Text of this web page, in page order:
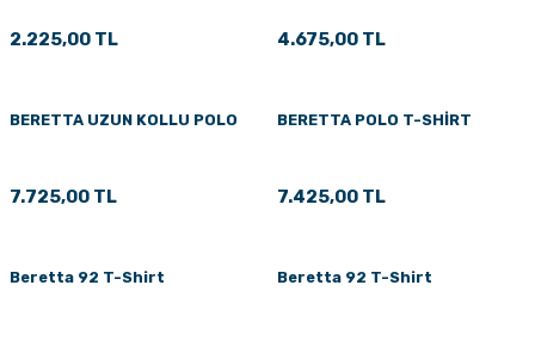
2.225,00 TL 4.675,00 TL
BERETTA UZUN KOLLU POLO
7.725,00 TL
BERETTA POLO T-SHİRT
7.425,00 TL
Beretta 92 T-Shirt Beretta 92 T-Shirt